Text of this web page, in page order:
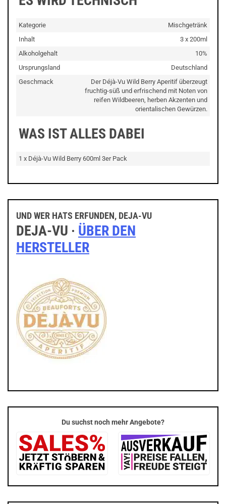
Kategorie
Mischgetränk
Inhalt
3 x 200ml
Alkoholgehalt
10%
Ursprungsland
Deutschland
Geschmack
Der Déjà-Vu Wild Berry Aperitif überzeugt
fruchtig-süß und erfrischend mit Noten von
reifen Wildbeeren, herben Akzenten und
orientalischen Gewürzen.
WAS IST ALLES DABEI
1 x Déjà-Vu Wild Berry 600ml 3er Pack
UND WER HATS ERFUNDEN, DEJA-VU
DEJA-VU · ÜBER DEN
HERSTELLER
Du suchst noch mehr Angebote?